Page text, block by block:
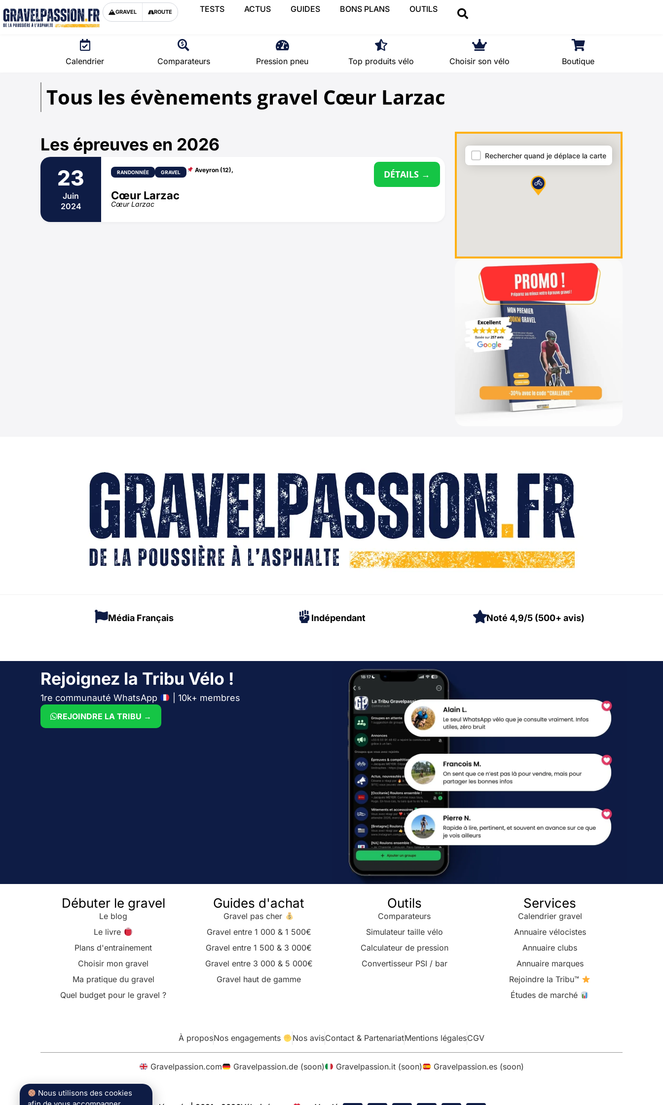
GRAVEL ROUTE TESTS ACTUS GUIDES BONS PLANS OUTILS
Calendrier Comparateurs Pression pneu Top produits vélo Choisir son vélo Boutique
Tous les évènements gravel Cœur Larzac
Les épreuves en 2026
23
Juin
2024
RANDONNÉE GRAVEL Aveyron (12),
Cœur Larzac
Cœur Larzac
DÉTAILS →
Rechercher quand je déplace la carte
Média Français Indépendant Noté 4,9/5 (500+ avis)
Rejoignez la Tribu Vélo !
1re communauté WhatsApp | 10k+ membres
REJOINDRE LA TRIBU →
Débuter le gravel
Le blog
Le livre
Plans d'entrainement
Choisir mon gravel
Ma pratique du gravel
Quel budget pour le gravel ?
Guides d'achat
Gravel pas cher
Gravel entre 1 000 & 1 500€
Gravel entre 1 500 & 3 000€
Gravel entre 3 000 & 5 000€
Gravel haut de gamme
Outils
Comparateurs
Simulateur taille vélo
Calculateur de pression
Convertisseur PSI / bar
Services
Calendrier gravel
Annuaire vélocistes
Annuaire clubs
Annuaire marques
Rejoindre la Tribu™
Études de marché
À proposNos engagements Nos avisContact & PartenariatMentions légalesCGV
Gravelpassion.com Gravelpassion.de (soon) Gravelpassion.it (soon) Gravelpassion.es (soon)
Nous utilisons des cookies